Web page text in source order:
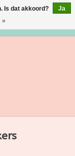
Is dat akkoord?
Ja
»